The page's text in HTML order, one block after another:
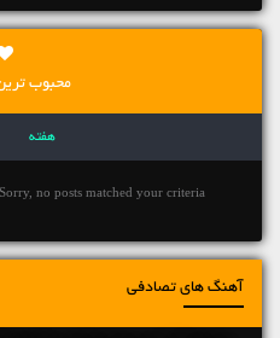
محبوب
هفته
Sorry, no posts matched your criteria.
آهنگ های تصادفی